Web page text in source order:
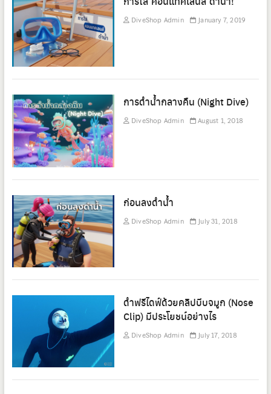
DiveShop Admin January 7, 2019
การดำน้ำกลางคืน (Night Dive)
DiveShop Admin August 1, 2018
ก่อนลงดำน้ำ
DiveShop Admin July 31, 2018
ดำฟรีไดฟ์ด้วยคลิปบีบจมูก (Nose
Clip) มีประโยชน์อย่างไร
DiveShop Admin July 17, 2018